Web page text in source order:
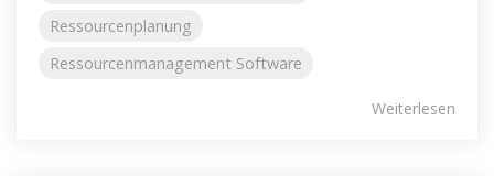
Ressourcenplanung
Ressourcenmanagement Software
Weiterlesen